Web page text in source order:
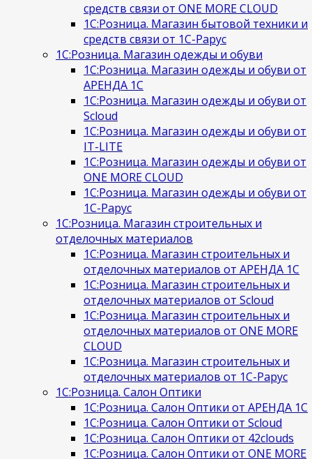
средств связи от ONE MORE CLOUD
1С:Розница. Магазин бытовой техники и
средств связи от 1С-Рарус
1С:Розница. Магазин одежды и обуви
1С:Розница. Магазин одежды и обуви от
АРЕНДА 1С
1С:Розница. Магазин одежды и обуви от
Scloud
1С:Розница. Магазин одежды и обуви от
IT-LITE
1С:Розница. Магазин одежды и обуви от
ONE MORE CLOUD
1С:Розница. Магазин одежды и обуви от
1С-Рарус
1С:Розница. Магазин строительных и
отделочных материалов
1С:Розница. Магазин строительных и
отделочных материалов от АРЕНДА 1С
1С:Розница. Магазин строительных и
отделочных материалов от Scloud
1С:Розница. Магазин строительных и
отделочных материалов от ONE MORE
CLOUD
1С:Розница. Магазин строительных и
отделочных материалов от 1С-Рарус
1С:Розница. Салон Оптики
1С:Розница. Салон Оптики от АРЕНДА 1С
1С:Розница. Салон Оптики от Scloud
1С:Розница. Салон Оптики от 42clouds
1С:Розница. Салон Оптики от ONE MORE